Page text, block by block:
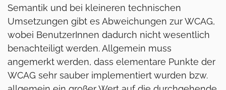
Semantik und bei kleineren technischen
Umsetzungen gibt es Abweichungen zur WCAG,
wobei BenutzerInnen dadurch nicht wesentlich
benachteiligt werden. Allgemein muss
angemerkt werden, dass elementare Punkte der
WCAG sehr sauber implementiert wurden bzw.